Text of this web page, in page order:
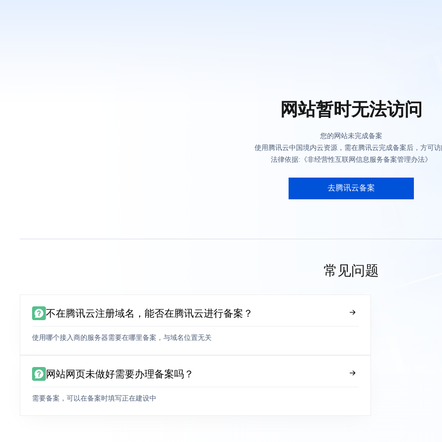
网站暂时无法访问
您的网站未完成备案
使用腾讯云中国境内云资源，需在腾讯云完成备案后，方可
法律依据:《非经营性互联网信息服务备案管理办法》
去腾讯云备案
常见问题
不在腾讯云注册域名，能否在腾讯云进行备案？
使用哪个接入商的服务器需要在哪里备案，与域名位置无关
网站网页未做好需要办理备案吗？
需要备案，可以在备案时填写正在建设中